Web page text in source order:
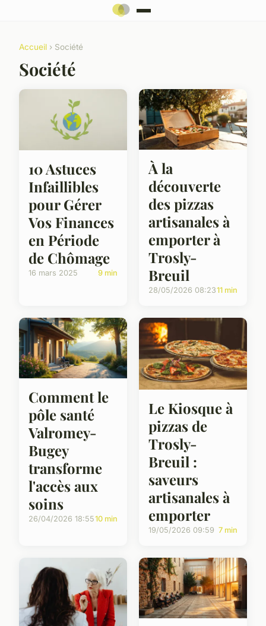
Accueil › Société
Société
10 Astuces
Infaillibles
pour Gérer
Vos Finances
en Période
de Chômage
16 mars 2025 9 min
À la
découverte
des pizzas
artisanales à
emporter à
Trosly-
Breuil
28/05/2026 08:2311 min
Comment le
pôle santé
Valromey-
Bugey
transforme
l'accès aux
soins
26/04/2026 18:5510 min
Le Kiosque à
pizzas de
Trosly-
Breuil :
saveurs
artisanales à
emporter
19/05/2026 09:59 7 min